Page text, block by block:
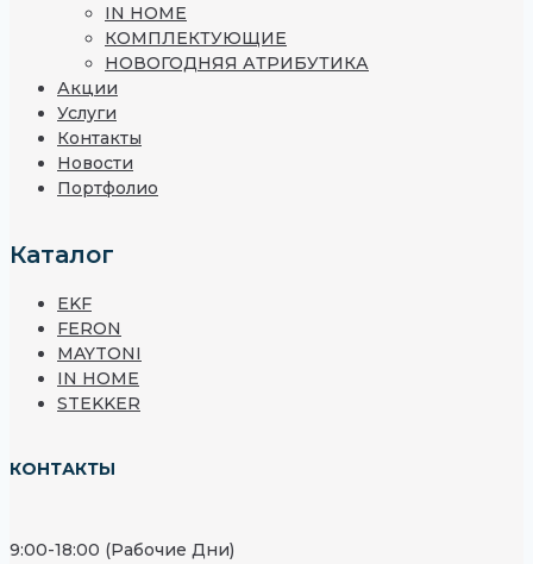
IN HOME
КОМПЛЕКТУЮЩИЕ
НОВОГОДНЯЯ АТРИБУТИКА
Акции
Услуги
Контакты
Новости
Портфолио
Каталог
EKF
FERON
MAYTONI
IN HOME
STEKKER
КОНТАКТЫ
9:00-18:00 (Рабочие Дни)